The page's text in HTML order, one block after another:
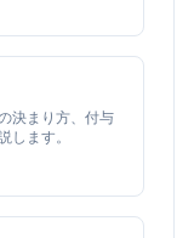
決まり方、付与
します。